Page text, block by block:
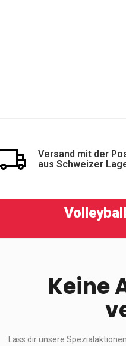
Versand mit der
aus Schweizer
Keine
Lass dir unsere